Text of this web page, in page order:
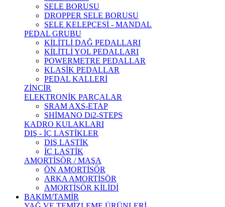
SELE BORUSU
DROPPER SELE BORUSU
SELE KELEPÇESİ - MANDAL
PEDAL GRUBU
KİLİTLİ DAĞ PEDALLARI
KİLİTLİ YOL PEDALLARI
POWERMETRE PEDALLAR
KLASİK PEDALLAR
PEDAL KALLERİ
ZİNCİR
ELEKTRONİK PARÇALAR
SRAM AXS-ETAP
SHİMANO Di2-STEPS
KADRO KULAKLARI
DIŞ - İÇ LASTİKLER
DIŞ LASTİK
İÇ LASTİK
AMORTİSÖR / MAŞA
ÖN AMORTİSÖR
ARKA AMORTİSÖR
AMORTİSÖR KİLİDİ
BAKIM/TAMİR